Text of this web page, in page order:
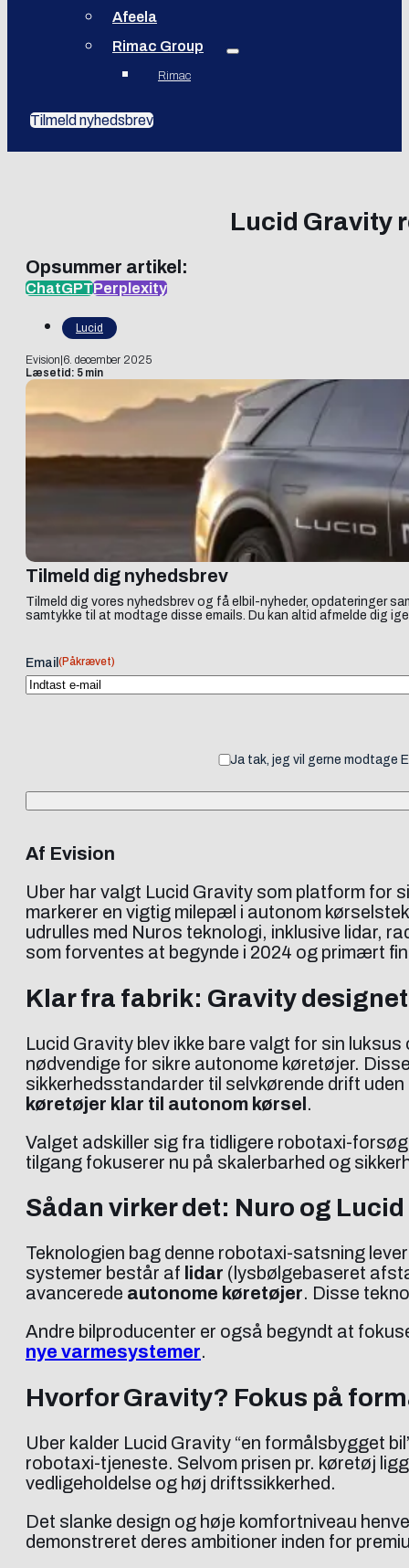
Afeela
Rimac Group
Rimac
Tilmeld nyhedsbrev
Lucid Gravity
Opsummer artikel:
ChatGPTPerplexity
Lucid
Evision 6. december 2025
Læsetid: 5 min
Tilmeld dig nyhedsbrev
Tilmeld dig vores nyhedsbrev og få elbil-nyheder, opdateringer
samtykke til at modtage disse emails. Du kan altid afmelde dig
Email (Påkrævet)
Ja tak, jeg vil gerne modtage
Af Evision
Uber har valgt Lucid Gravity som platform for
markerer en vigtig milepæl i autonom
udrulles med Nuros teknologi, inklusive lidar,
som forventes at begynde i 2024 og primært
Klar fra fabrik: Gravity
Lucid Gravity blev ikke bare valgt for sin
nødvendige for sikre autonome køretøjer.
sikkerhedsstandarder til selvkørende drift
køretøjer klar til autonom kørsel .
Valget adskiller sig fra tidligere robotaxi-
tilgang fokuserer nu på skalerbarhed og
Sådan virker det: Nuro og
Teknologien bag denne robotaxi-satsning
systemer består af lidar (lysbølgebaseret
avancerede autonome køretøjer. Disse
Andre bilproducenter er også begyndt at
nye varmesystemer.
Hvorfor Gravity? Fokus på
Uber kalder Lucid Gravity “en formålsbygget
robotaxi-tjeneste. Selvom prisen pr. køretøj
vedligeholdelse og høj driftssikkerhed.
Det slanke design og høje komfortniveau
demonstreret deres ambitioner inden for